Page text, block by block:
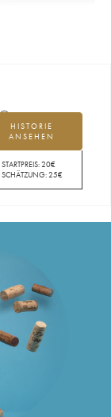
HISTORIE
ANSEHEN
STARTPREIS:20€
SCHÄTZUNG:25€